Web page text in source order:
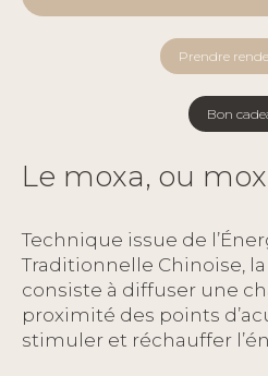
Prendre
Bon
Le moxa, ou
Technique issue de
Traditionnelle Chinoise,
consiste à diffuser une
proximité des points
stimuler et réchauffer